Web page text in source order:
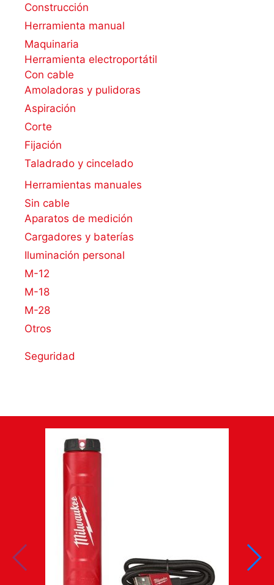
Construcción
Herramienta manual
Maquinaria
Herramienta electroportátil
Con cable
Amoladoras y pulidoras
Aspiración
Corte
Fijación
Taladrado y cincelado
Herramientas manuales
Sin cable
Aparatos de medición
Cargadores y baterías
Iluminación personal
M-12
M-18
M-28
Otros
Seguridad